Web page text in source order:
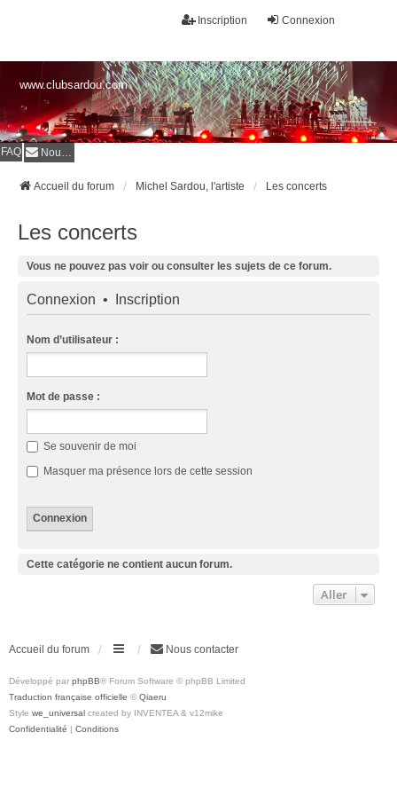
Connexion
Inscription
www.clubsardou.com
FAQ Nous contacter
Accueil du forum Michel Sardou, l'artiste Les concerts
Les concerts
Vous ne pouvez pas voir ou consulter les sujets de ce forum.
Connexion • Inscription
Nom d’utilisateur :
Mot de passe :
Se souvenir de moi
Masquer ma présence lors de cette session
Cette catégorie ne contient aucun forum.
Aller
Accueil du forum Nous contacter
Développé par phpBB® Forum Software © phpBB Limited
Traduction française officielle © Qiaeru
Style we_universal created by INVENTEA & v12mike
Confidentialité | Conditions